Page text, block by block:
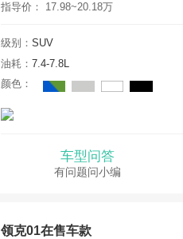
指导价： 17.98~20.18万
级别：SUV
油耗：7.4-7.8L
颜色：
车型问答
有问题问小编
领克01在售车款